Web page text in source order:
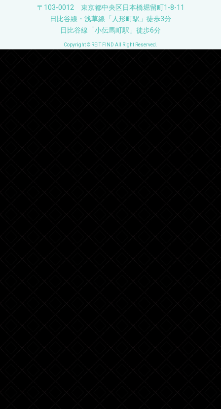
〒103-0012 東京都中央区日本橋堀留町1-8-11
日比谷線・浅草線「人形町駅」徒歩3分
日比谷線「小伝馬町駅」徒歩6分
Copyright © REIT FIND All Right Reserved.